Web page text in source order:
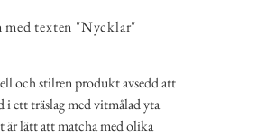
texten "Nycklar"
och stilren produkt avsedd att
ett träslag med vitmålad yta
lätt att matcha med olika